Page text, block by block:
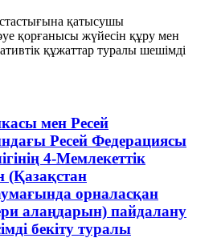
қатысушы
қорғанысы жүйесін құру мен
құжаттар туралы шешімді
мен Ресей
Ресей Федерациясы
4-Мемлекеттік
(Қазақстан
орналасқан
алаңдарын) пайдалану
бекіту туралы